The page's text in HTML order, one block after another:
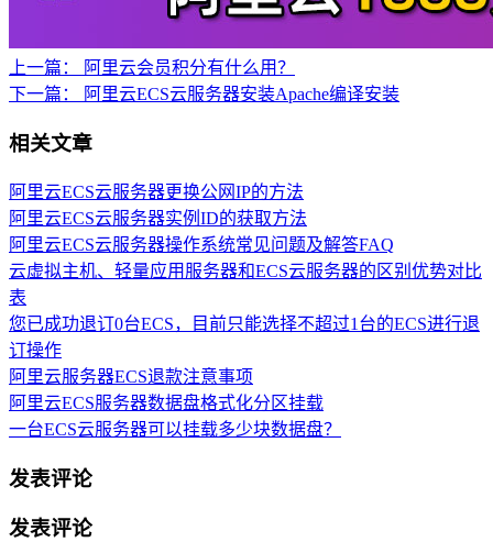
上一篇：
阿里云会员积分有什么用？
下一篇：
阿里云ECS云服务器安装Apache编译安装
相关文章
阿里云ECS云服务器更换公网IP的方法
阿里云ECS云服务器实例ID的获取方法
阿里云ECS云服务器操作系统常见问题及解答FAQ
云虚拟主机、轻量应用服务器和ECS云服务器的区别优势对比
表
您已成功退订0台ECS，目前只能选择不超过1台的ECS进行退
订操作
阿里云服务器ECS退款注意事项
阿里云ECS服务器数据盘格式化分区挂载
一台ECS云服务器可以挂载多少块数据盘？
发表评论
发表评论